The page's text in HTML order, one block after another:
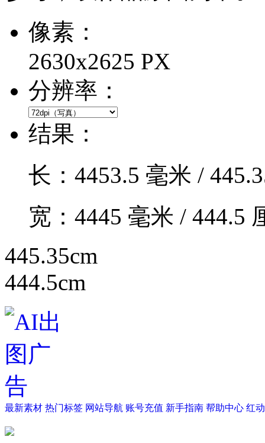
像素：
2630x2625 PX
分辨率：
结果：
长： 4453.5 毫米 /
宽： 4445 毫米 / 444.5
445.35cm
444.5cm
最新素材 热门标签 网站导航 账号充值 新手指南 帮助中心 红